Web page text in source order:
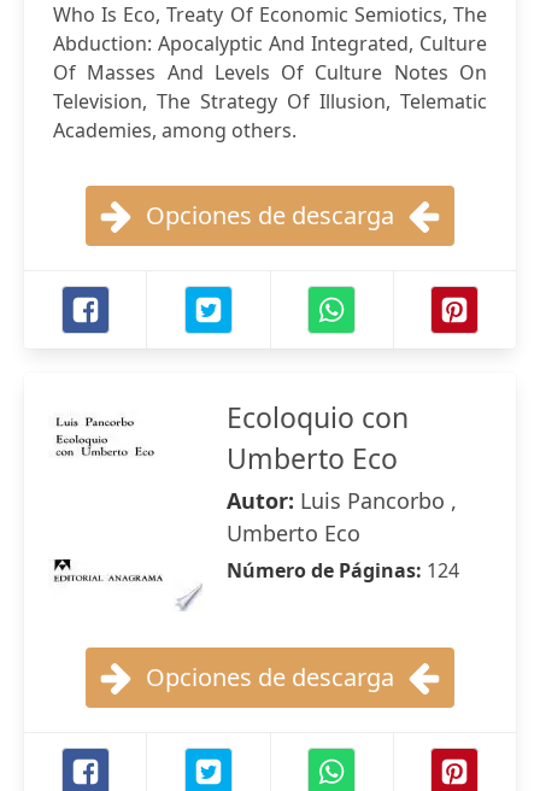
Who Is Eco, Treaty Of Economic Semiotics, The
Abduction: Apocalyptic And Integrated, Culture
Of Masses And Levels Of Culture Notes On
Television, The Strategy Of Illusion, Telematic
Academies, among others.
Opciones de descarga
Ecoloquio con
Umberto Eco
Autor: Luis Pancorbo ,
Umberto Eco
Número de Páginas: 124
Opciones de descarga